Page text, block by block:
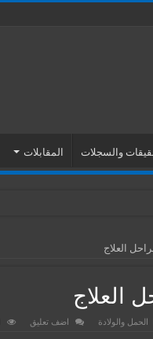
والسجلات المقابلات
العلاج
العلاج
الحمل والولادة اضف تعليق